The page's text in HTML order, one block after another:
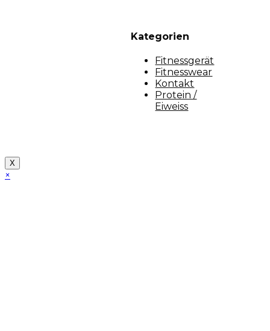
Kategorien
Fitnessgerät
Fitnesswear
Kontakt
Protein /
Eiweiss
X
×